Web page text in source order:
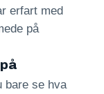
erfart med
på
bare se hva